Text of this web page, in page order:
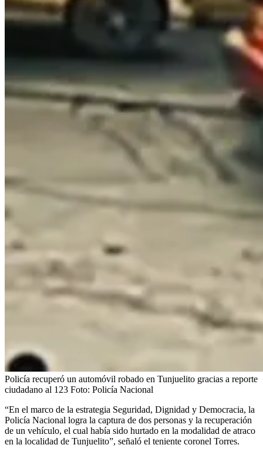
Policía recuperó un automóvil robado en Tunjuelito gracias a reporte
ciudadano al 123 Foto: Policía Nacional
“En el marco de la estrategia Seguridad, Dignidad y Democracia, la
Policía Nacional logra la captura de dos personas y la recuperación
de un vehículo, el cual había sido hurtado en la modalidad de atraco
en la localidad de Tunjuelito”, señaló el teniente coronel Torres.